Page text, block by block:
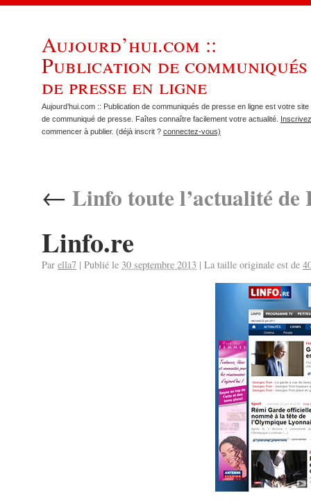
Aujourd’hui.com ::
Publication de communiqués
de presse en ligne
Aujourd’hui.com :: Publication de communiqués de presse en ligne est votre site
de communiqué de presse. Faîtes connaître facilement votre actualité.
commencer à publier. (déjà inscrit ? connectez-vous)
← Linfo toute l’actualité de
Linfo.re
Par ella7 | Publié le 30 septembre 2013 | La taille originale est de